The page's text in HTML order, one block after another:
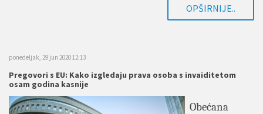
OPŠIRNIJE..
ponedeljak, 29 jun 2020 12:13
Pregovori s EU: Kako izgledaju prava osoba s invaiditetom
osam godina kasnije
Obećana